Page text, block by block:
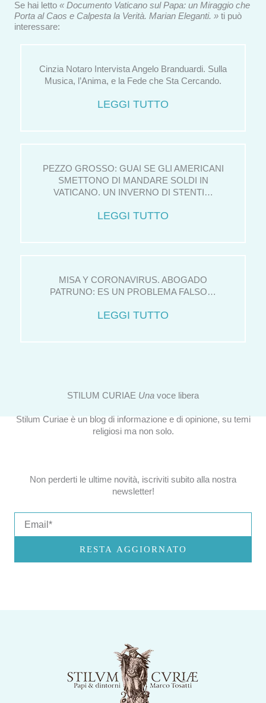
Se hai letto « Documento Vaticano sul Papa: un Miraggio che
Porta al Caos e Calpesta la Verità. Marian Eleganti. » ti può
interessare:
Cinzia Notaro Intervista Angelo Branduardi. Sulla
Musica, l’Anima, e la Fede che Sta Cercando.
LEGGI TUTTO
PEZZO GROSSO: GUAI SE GLI AMERICANI
SMETTONO DI MANDARE SOLDI IN
VATICANO. UN INVERNO DI STENTI…
LEGGI TUTTO
MISA Y CORONAVIRUS. ABOGADO
PATRUNO: ES UN PROBLEMA FALSO…
LEGGI TUTTO
STILUM CURIAE Una voce libera
Stilum Curiae è un blog di informazione e di opinione, su temi
religiosi ma non solo.
Non perderti le ultime novità, iscriviti subito alla nostra
newsletter!
RESTA AGGIORNATO